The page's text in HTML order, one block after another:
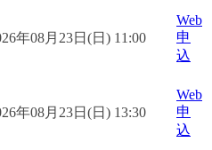
年08月23日(日) 11:00
Web
申
込
年08月23日(日) 13:30
Web
申
込